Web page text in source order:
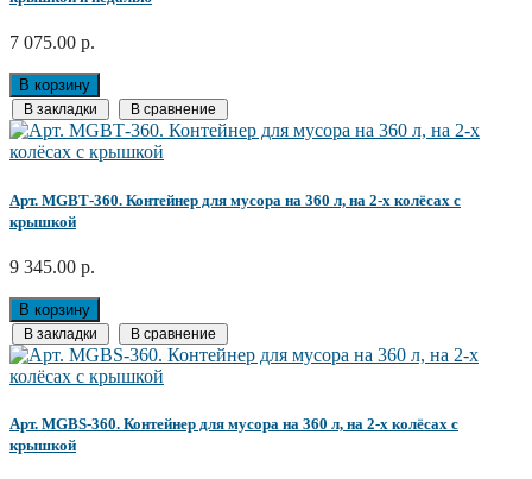
7 075.00 р.
В корзину
В закладки В сравнение
Арт. MGBТ-360. Контейнер для мусора на 360 л, на 2-х колёсах с
крышкой
9 345.00 р.
В корзину
В закладки В сравнение
Арт. MGBS-360. Контейнер для мусора на 360 л, на 2-х колёсах с
крышкой